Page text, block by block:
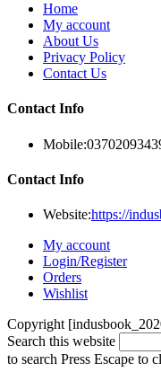
Home
My account
About Us
Privacy Policy
Contact Us
Contact Info
Mobile:
Contact Info
Website:https://
My account
Login/Register
Orders
Wishlist
Copyright
Search this website
to search Press Escape to